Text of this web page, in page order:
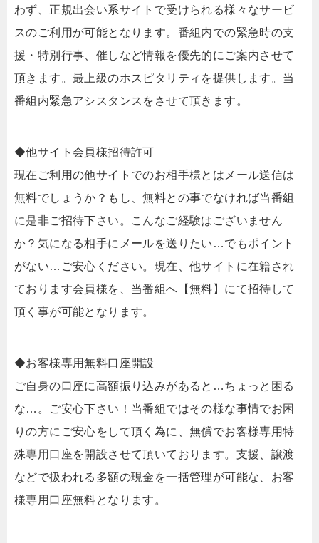
わず、正規出会い系サイトで受けられる様々なサービ
スのご利用が可能となります。番組内での緊急時の支
援・特別行事、催しなど情報を優先的にご案内させて
頂きます。最上級のホスピタリティを提供します。当
番組内緊急アシスタンスをさせて頂きます。
◆他サイト会員様招待許可
現在ご利用の他サイトでのお相手様とはメール送信は
無料でしょうか？もし、無料との事でなければ当番組
に是非ご招待下さい。こんなご経験はございません
か？気になる相手にメールを送りたい…でもポイント
がない…ご安心ください。現在、他サイトに在籍され
ております会員様を、当番組へ【無料】にて招待して
頂く事が可能となります。
◆お客様専用無料口座開設
ご自身の口座に高額振り込みがあると…ちょっと困る
な…。ご安心下さい！当番組ではその様な事情でお困
りの方にご安心をして頂く為に、無償でお客様専用特
殊専用口座を開設させて頂いております。支援、譲渡
などで扱われる多額の現金を一括管理が可能な、お客
様専用口座無料となります。